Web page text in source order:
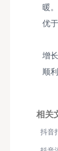
暖
优
增
顺
相关